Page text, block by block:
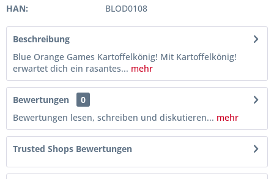
HAN:
BLOD0108
Beschreibung
Blue Orange Games Kartoffelkönig! Mit Kartoffelkönig!
erwartet dich ein rasantes... mehr
Bewertungen
0
Bewertungen lesen, schreiben und diskutieren... mehr
Trusted Shops Bewertungen